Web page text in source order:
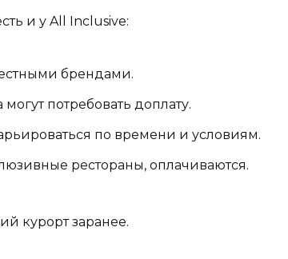
и у All Inclusive:
брендами.
потребовать доплату.
по времени и условиям.
рестораны, оплачиваются.
курорт заранее.